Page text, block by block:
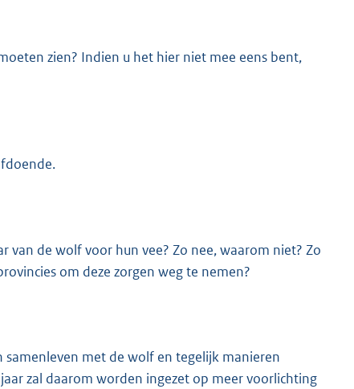
zien? Indien u het hier niet mee eens bent,
van de wolf voor hun vee? Zo nee, waarom niet? Zo
om deze zorgen weg te nemen?
met de wolf en tegelijk manieren
zal daarom worden ingezet op meer voorlichting